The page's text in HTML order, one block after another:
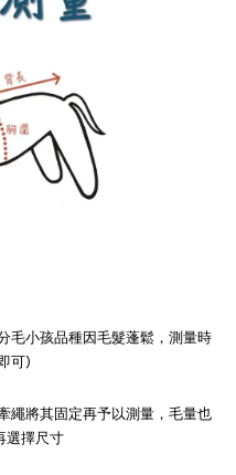
毛小孩品種因毛髮蓬鬆，測量時
可)
繩將其固定再予以測量，毛量也
選擇尺寸